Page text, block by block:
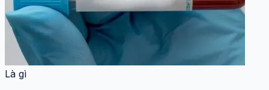
Là gì